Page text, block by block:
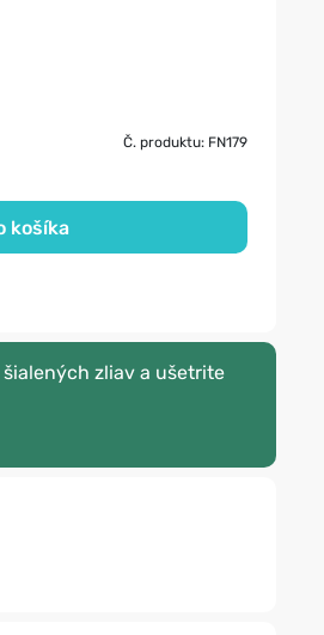
Č. produktu: FN179
košíka
šialených zliav a ušetrite